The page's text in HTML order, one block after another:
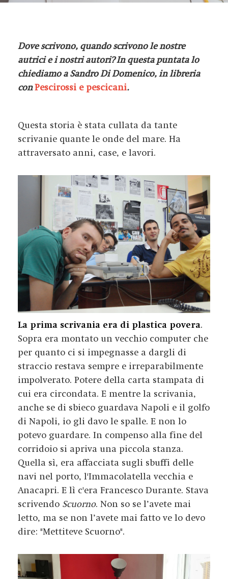
Dove scrivono, quando scrivono le nostre
autrici e i nostri autori? In questa puntata lo
chiediamo a Sandro Di Domenico, in libreria
conPescirossi e pescicani.
Questa storia è stata cullata da tante
scrivanie quante le onde del mare. Ha
attraversato anni, case, e lavori.
La prima scrivania era di plastica povera.
Sopra era montato un vecchio computer che
per quanto ci si impegnasse a dargli di
straccio restava sempre e irreparabilmente
impolverato. Potere della carta stampata di
cui era circondata. E mentre la scrivania,
anche se di sbieco guardava Napoli e il golfo
di Napoli, io gli davo le spalle. E non lo
potevo guardare. In compenso alla fine del
corridoio si apriva una piccola stanza.
Quella sì, era affacciata sugli sbuffi delle
navi nel porto, l'Immacolatella vecchia e
Anacapri. E lì c'era Francesco Durante. Stava
scrivendo Scuorno. Non so se l’avete mai
letto, ma se non l’avete mai fatto ve lo devo
dire: "Mettiteve Scuorno".